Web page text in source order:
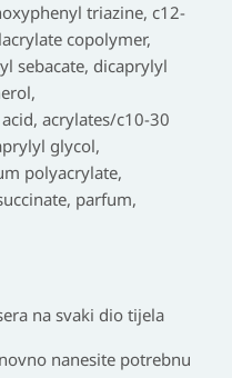
triazine, c12-
copolymer,
sebacate, dicaprylyl
acrylates/c10-30
glycol,
polyacrylate,
parfum,
na svaki dio tijela
nanesite potrebnu